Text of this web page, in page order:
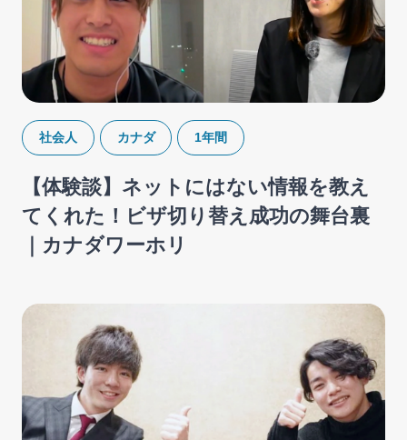
社会人 カナダ 1年間
【体験談】ネットにはない情報を教え
てくれた！ビザ切り替え成功の舞台裏
｜カナダワーホリ